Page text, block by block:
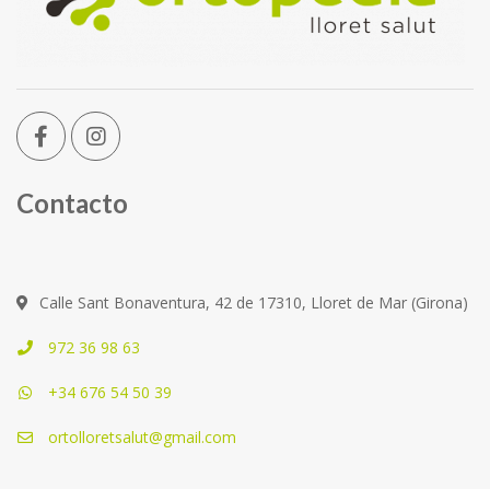
Contacto
Calle Sant Bonaventura, 42 de 17310, Lloret de Mar (Girona)
972 36 98 63
+34 676 54 50 39
ortolloretsalut@gmail.com